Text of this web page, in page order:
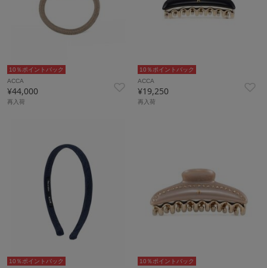
10％ポイントバック
ACCA
¥44,000
再入荷
10％ポイントバック
ACCA
¥19,250
再入荷
10％ポイントバック
10％ポイントバック